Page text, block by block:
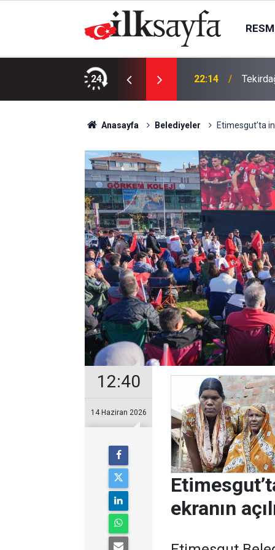
24
Juventus Inter ne zaman, saat kaçta
22:14
Anasayfa Belediyeler Etimesgut’ta
12:40
14 Haziran 2026
ekranın